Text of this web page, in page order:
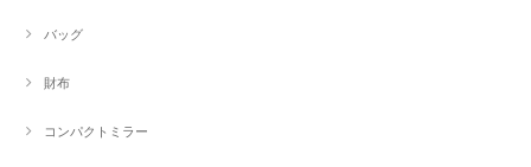
バッグ
財布
コンパクトミラー